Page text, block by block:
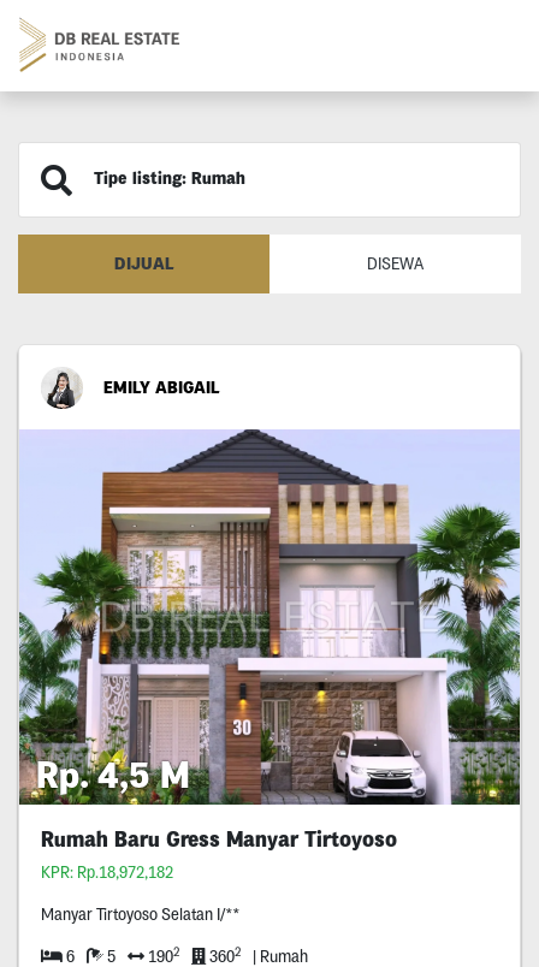
Tipe listing: Rumah
DIJUAL DISEWA
EMILY ABIGAIL
Rp. 4,5 M
Rumah Baru Gress Manyar Tirtoyoso
KPR: Rp.18,972,182
Manyar Tirtoyoso Selatan I/**
6 5 1902 3602 | Rumah